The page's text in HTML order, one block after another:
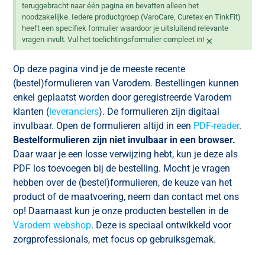
teruggebracht naar één pagina en bevatten alleen het
noodzakelijke. Iedere productgroep (VaroCare, Curetex en TinkFit)
heeft een specifiek formulier waardoor je uitsluitend relevante
vragen invult. Vul het toelichtingsformulier compleet in! ×
Op deze pagina vind je de meeste recente
(bestel)formulieren van Varodem. Bestellingen kunnen
enkel geplaatst worden door geregistreerde Varodem
klanten (leveranciers). De formulieren zijn digitaal
invulbaar. Open de formulieren altijd in een PDF-reader.
Bestelformulieren zijn niet invulbaar in een browser.
Daar waar je een losse verwijzing hebt, kun je deze als
PDF los toevoegen bij de bestelling. Mocht je vragen
hebben over de (bestel)formulieren, de keuze van het
product of de maatvoering, neem dan contact met ons
op! Daarnaast kun je onze producten bestellen in de
Varodem webshop. Deze is speciaal ontwikkeld voor
zorgprofessionals, met focus op gebruiksgemak.